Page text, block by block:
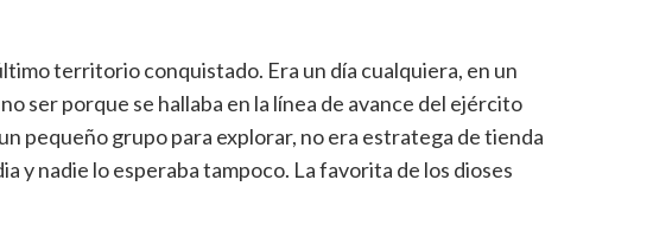
territorio conquistado. Era un día cualquiera, en un
ser porque se hallaba en la línea de avance del ejército
pequeño grupo para explorar, no era estratega de tienda
y nadie lo esperaba tampoco. La favorita de los dioses